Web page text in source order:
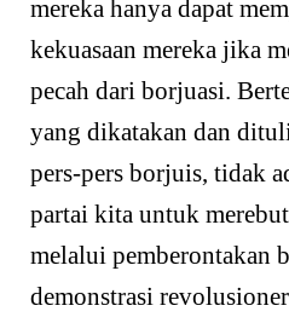
mereka hanya dapat
kekuasaan mereka jika
pecah dari borjuasi.
yang dikatakan dan
pers-pers borjuis, tidak
partai kita untuk
melalui pemberontakan
demonstrasi